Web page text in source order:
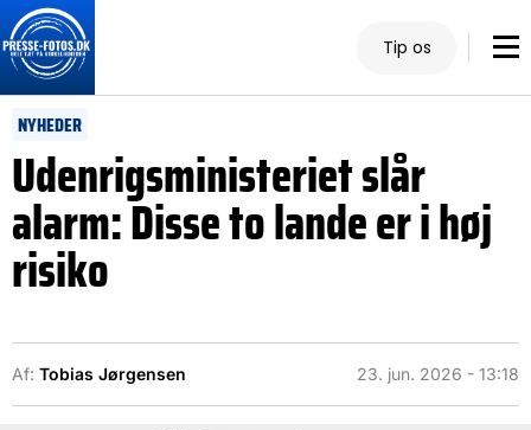
Tip os
NYHEDER
Udenrigsministeriet slår
alarm: Disse to lande er i høj
risiko
Af: Tobias Jørgensen 23. jun. 2026 - 13:18